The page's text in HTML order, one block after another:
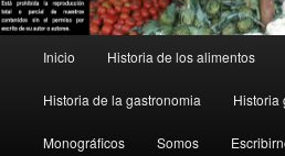
principal
Inicio Historia de los alimentos
Historia de la gastronomia Historia
Monográficos Somos